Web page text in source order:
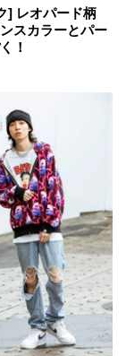
] レオパード柄
スカラーとパー
！